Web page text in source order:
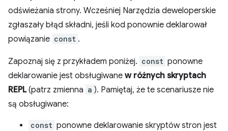
odświeżania strony. Wcześniej Narzędzia deweloperskie
zgłaszały błąd składni, jeśli kod ponownie deklarował
powiązanie const .
Zapoznaj się z przykładem poniżej. const ponowne
deklarowanie jest obsługiwane w różnych skryptach
REPL(patrz zmienna a ). Pamiętaj, że te scenariusze nie
są obsługiwane:
const ponowne deklarowanie skryptów stron jest